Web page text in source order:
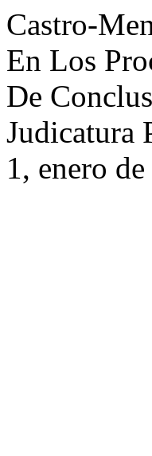
Castro-
En Los
De
Judicatura
1, enero